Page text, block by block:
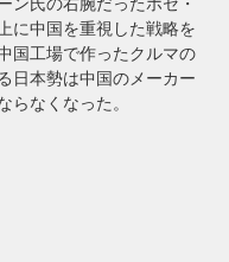
に中国を重視した戦略を
国工場で作ったクルマの
日本勢は中国のメーカー
らなくなった。